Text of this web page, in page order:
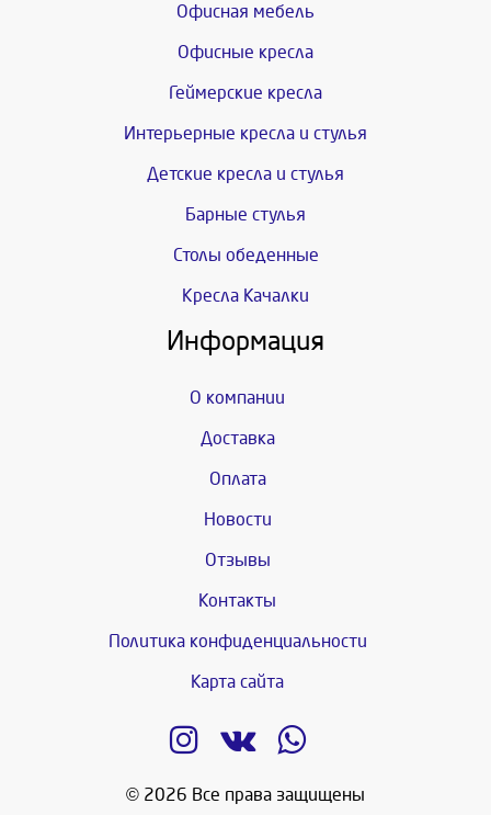
Офисная мебель
Офисные кресла
Геймерские кресла
Интерьерные кресла и стулья
Детские кресла и стулья
Барные стулья
Столы обеденные
Кресла Качалки
Информация
О компании
Доставка
Оплата
Новости
Отзывы
Контакты
Политика конфиденциальности
Карта сайта
© 2026 Все права защищены